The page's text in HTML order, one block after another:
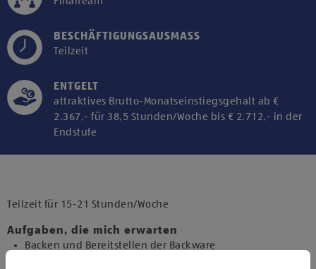
BESCHÄFTIGUNGSAUSMASS
Teilzeit
ENTGELT
attraktives Brutto-Monatseinstiegsgehalt ab €
2.367,- für 38,5 Stunden/Woche bis € 2.712,- in der
Endstufe
Drittanbietern zu, um diesen Inhalt
Teilzeit für 15-21 Stunden/Woche
Aufgaben, die mich erwarten
Backen und Bereitstellen der Backware